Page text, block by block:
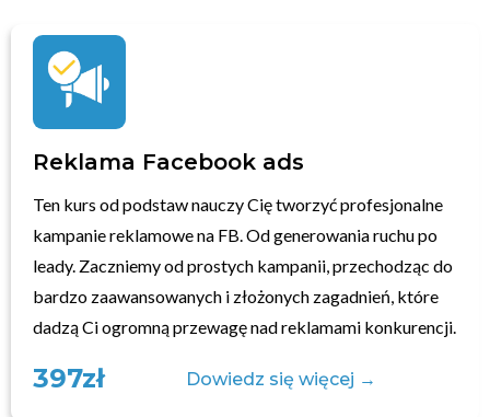
Reklama Facebook ads
Ten kurs od podstaw nauczy Cię tworzyć profesjonalne
kampanie reklamowe na FB. Od generowania ruchu po
leady. Zaczniemy od prostych kampanii, przechodząc do
bardzo zaawansowanych i złożonych zagadnień, które
dadzą Ci ogromną przewagę nad reklamami konkurencji.
397zł Dowiedz się więcej →